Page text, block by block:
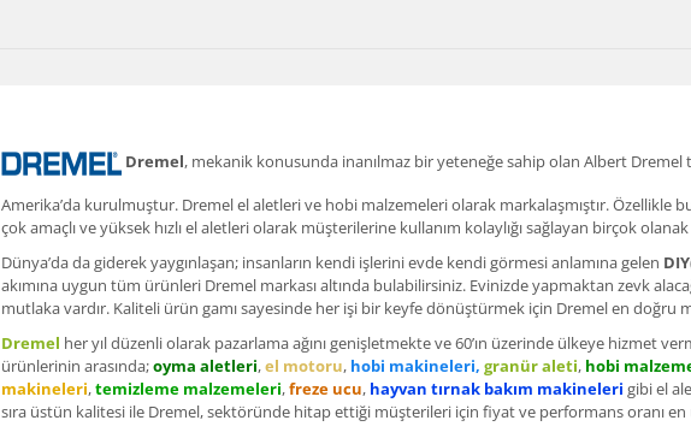
Dremel, mekanik konusunda inanılmaz bir yeteneğe sahip olan Albert Dremel
Amerika’da kurulmuştur. Dremel el aletleri ve hobi malzemeleri olarak markalaşmıştır. Özellikle
çok amaçlı ve yüksek hızlı el aletleri olarak müşterilerine kullanım kolaylığı sağlayan birçok
Dünya’da da giderek yaygınlaşan; insanların kendi işlerini evde kendi görmesi anlamına gelen DIY
akımına uygun tüm ürünleri Dremel markası altında bulabilirsiniz. Evinizde yapmaktan zevk
mutlaka vardır. Kaliteli ürün gamı sayesinde her işi bir keyfe dönüştürmek için Dremel en doğru
Dremel her yıl düzenli olarak pazarlama ağını genişletmekte ve 60’ın üzerinde ülkeye hizmet
ürünlerinin arasında;oyma aletleri,el motoru,hobi makineleri, granür aleti, hobi
makineleri,temizleme malzemeleri,freze ucu, hayvan tırnak bakım makineleri gibi el
sıra üstün kalitesi ile Dremel, sektöründe hitap ettiği müşterileri için fiyat ve performans oranı en